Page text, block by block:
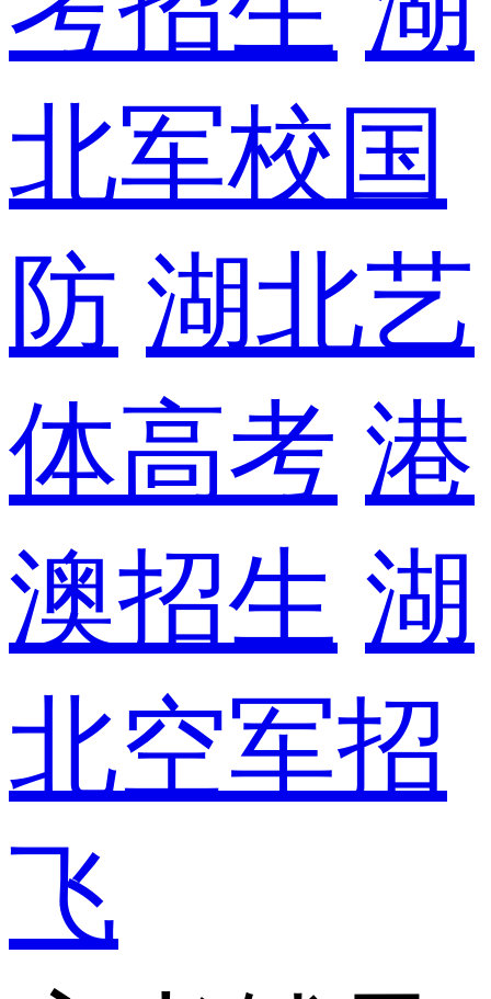
北军校国
防 湖北艺
体高考 港
澳招生 湖
北空军招
飞